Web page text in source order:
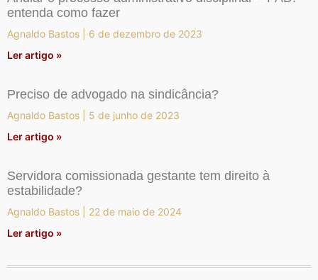
entenda como fazer
Agnaldo Bastos
6 de dezembro de 2023
Ler artigo »
Preciso de advogado na sindicância?
Agnaldo Bastos
5 de junho de 2023
Ler artigo »
Servidora comissionada gestante tem direito à
estabilidade?
Agnaldo Bastos
22 de maio de 2024
Ler artigo »